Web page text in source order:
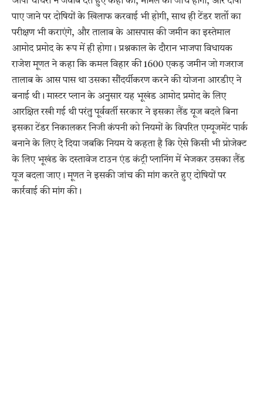
पाए जाने पर दोषियों के खिलाफ करवाई भी होगी, साथ ही टेंडर शर्तो का
परीक्षण भी कराएंगे, और तालाब के आसपास की जमीन का इस्तेमाल
आमोद प्रमोद के रूप में ही होगा। प्रश्नकाल के दौरान भाजपा विधायक
राजेश मूणत ने कहा कि कमल विहार की 1600 एकड़ जमीन जो गजराज
तालाब के आस पास था उसका सौंदर्यीकरण करने की योजना आरडीए ने
बनाई थी। मास्टर प्लान के अनुसार यह भूखंड आमोद प्रमोद के लिए
आरक्षित रखी गई थी परंतु पूर्ववर्ती सरकार ने इसका लैंड यूज बदले बिना
इसका टेंडर निकालकर निजी कंपनी को नियमों के विपरित एम्यूजमेंट पार्क
बनाने के लिए दे दिया जबकि नियम ये कहता है कि ऐसे किसी भी प्रोजेक्ट
के लिए भूखंड के दस्तावेज टाउन एंड कंट्री प्लानिंग में भेजकर उसका लैंड
यूज बदला जाए। मूणत ने इसकी जांच की मांग करते हुए दोषियों पर
कार्रवाई की मांग की।